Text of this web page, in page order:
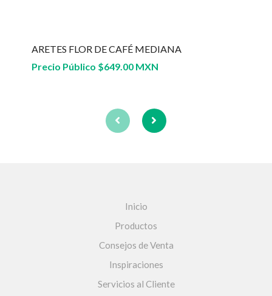
ARETES FLOR DE CAFÉ MEDIANA
Precio Público $649.00 MXN
Inicio
Productos
Consejos de Venta
Inspiraciones
Servicios al Cliente